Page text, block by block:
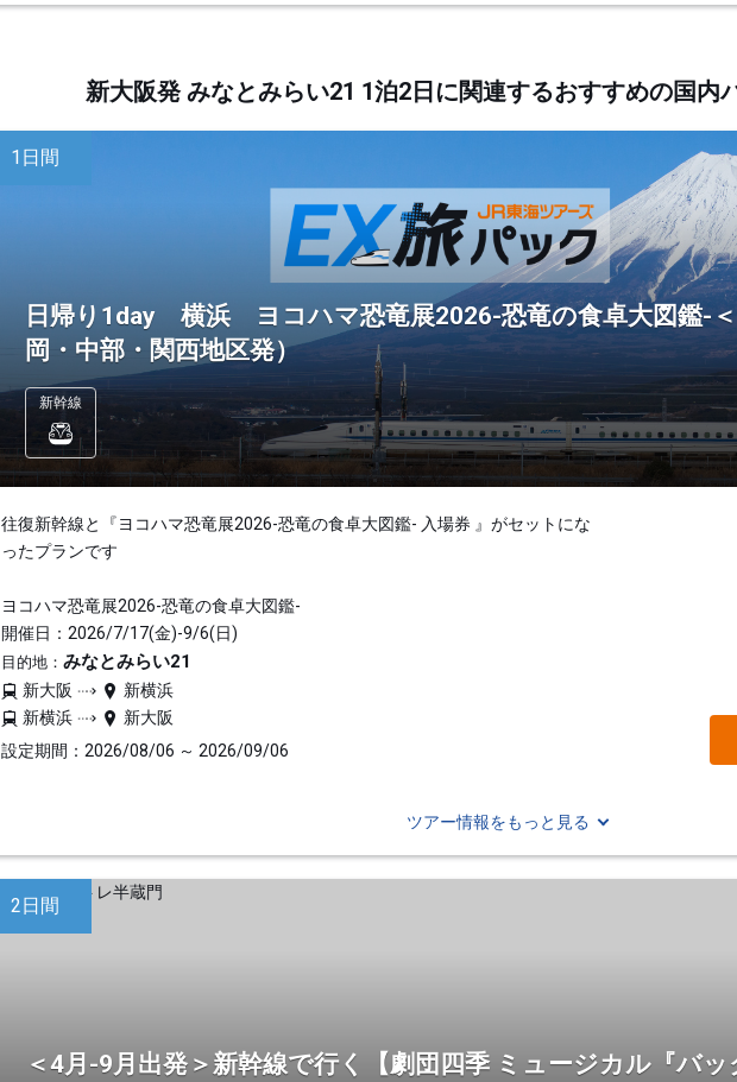
新大阪発 みなとみらい21 1泊2日に関連するおすすめの国内
1日間
日帰り1day 横浜 ヨコハマ恐竜展2026-恐竜の食卓大図鑑-
岡・中部・関西地区発）
新幹線
往復新幹線と『ヨコハマ恐竜展2026-恐竜の食卓大図鑑- 入場券 』がセットにな
ったプランです
ヨコハマ恐竜展2026-恐竜の食卓大図鑑-
開催日：2026/7/17(金)-9/6(日)
目的地： みなとみらい21
新大阪
新横浜
新横浜
新大阪
設定期間：2026/08/06 ～ 2026/09/06
ツアー情報をもっと見る
2日間
＜4月-9月出発＞新幹線で行く【劇団四季 ミュージカル『バ